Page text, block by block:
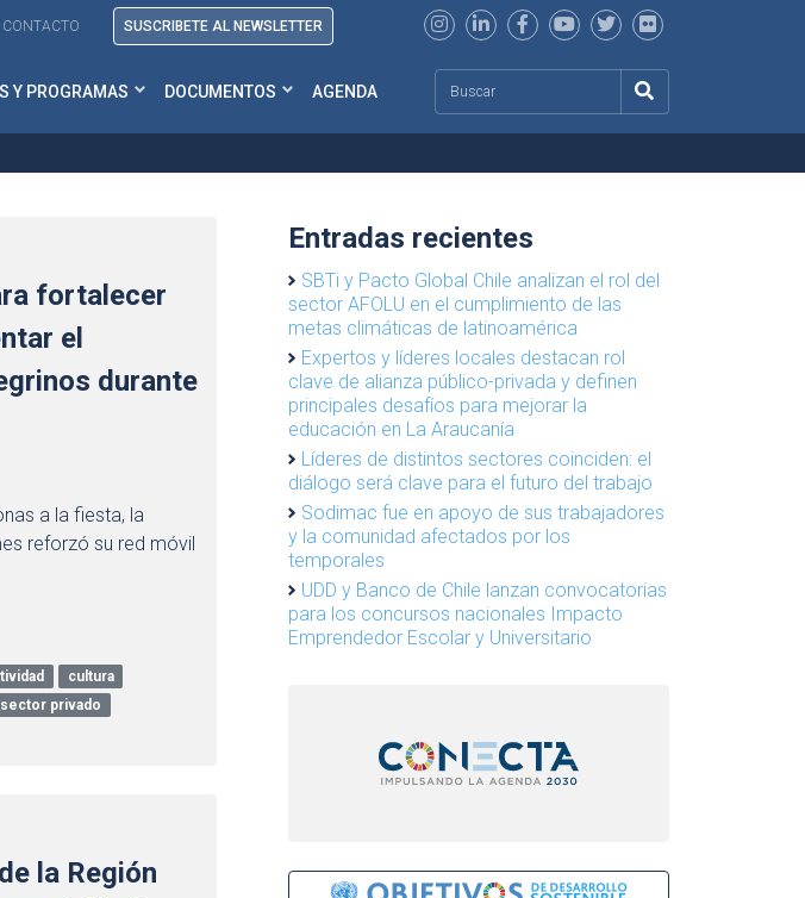
CONTACTO SUSCRIBETE AL NEWSLETTER
Y PROGRAMAS DOCUMENTOS AGENDA
fortalecer
el
durante
a la fiesta, la
reforzó su red móvil
cultura
sector privado
la Región
Entradas recientes
SBTi y Pacto Global Chile analizan el rol del
sector AFOLU en el cumplimiento de las
metas climáticas de latinoamérica
Expertos y líderes locales destacan rol
clave de alianza público-privada y definen
principales desafíos para mejorar la
educación en La Araucanía
Líderes de distintos sectores coinciden: el
diálogo será clave para el futuro del trabajo
Sodimac fue en apoyo de sus trabajadores
y la comunidad afectados por los
temporales
UDD y Banco de Chile lanzan convocatorias
para los concursos nacionales Impacto
Emprendedor Escolar y Universitario